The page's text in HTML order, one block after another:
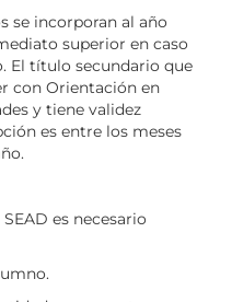
se incorporan al año
superior en caso
El título secundario que
con Orientación en
y tiene validez
es entre los meses
es necesario